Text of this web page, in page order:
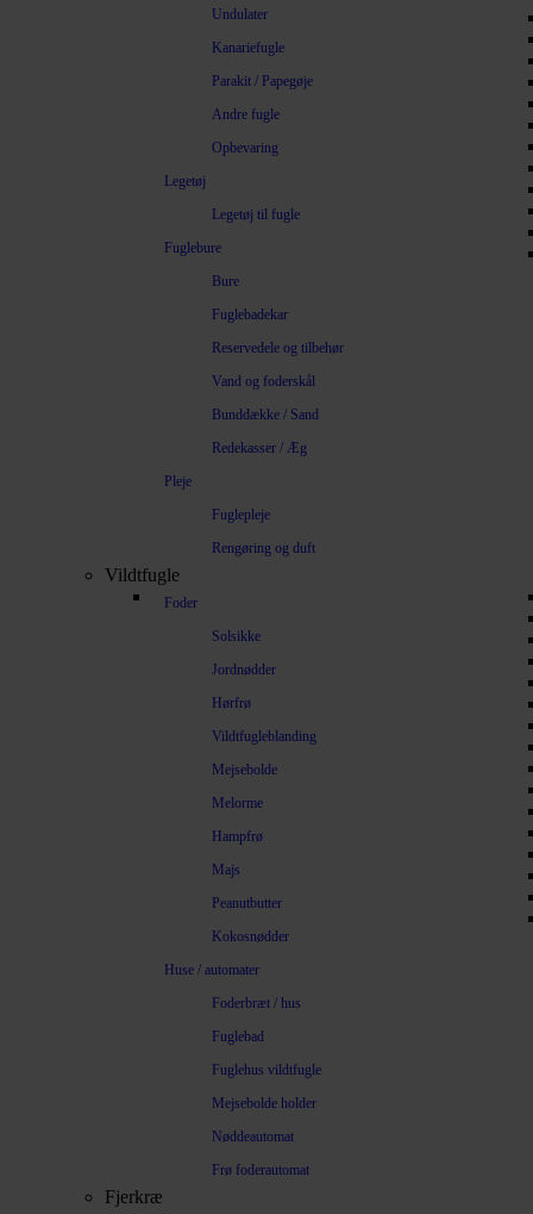
Undulater
Kanariefugle
Parakit / Papegøje
Andre fugle
Opbevaring
Legetøj
Legetøj til fugle
Fuglebure
Bure
Fuglebadekar
Reservedele og tilbehør
Vand og foderskål
Bunddække / Sand
Redekasser / Æg
Pleje
Fuglepleje
Rengøring og duft
Vildtfugle
Foder
Solsikke
Jordnødder
Hørfrø
Vildtfugleblanding
Mejsebolde
Melorme
Hampfrø
Majs
Peanutbutter
Kokosnødder
Huse / automater
Foderbræt / hus
Fuglebad
Fuglehus vildtfugle
Mejsebolde holder
Nøddeautomat
Frø foderautomat
Fjerkræ